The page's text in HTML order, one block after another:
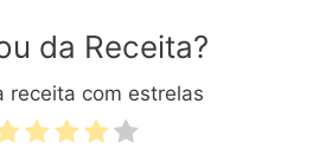
da Receita?
receita com estrelas